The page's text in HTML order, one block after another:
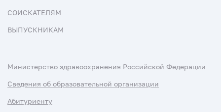
СОИСКАТЕЛЯМ
ВЫПУСКНИКАМ
Министерство здравоохранения Российской Федерации
Сведения об образовательной организации
Абитуриенту